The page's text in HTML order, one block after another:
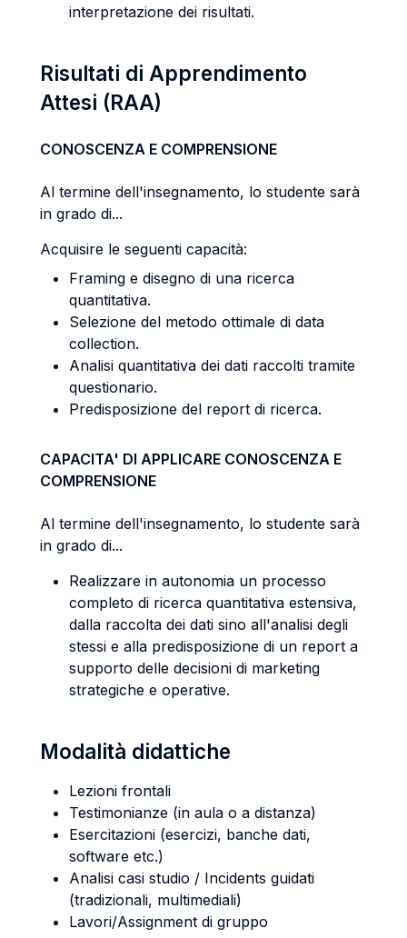
interpretazione dei risultati.
Risultati di Apprendimento
Attesi (RAA)
CONOSCENZA E COMPRENSIONE
Al termine dell'insegnamento, lo studente sarà
in grado di...
Acquisire le seguenti capacità:
Framing e disegno di una ricerca
quantitativa.
Selezione del metodo ottimale di data
collection.
Analisi quantitativa dei dati raccolti tramite
questionario.
Predisposizione del report di ricerca.
CAPACITA' DI APPLICARE CONOSCENZA E
COMPRENSIONE
Al termine dell'insegnamento, lo studente sarà
in grado di...
Realizzare in autonomia un processo
completo di ricerca quantitativa estensiva,
dalla raccolta dei dati sino all'analisi degli
stessi e alla predisposizione di un report a
supporto delle decisioni di marketing
strategiche e operative.
Modalità didattiche
Lezioni frontali
Testimonianze (in aula o a distanza)
Esercitazioni (esercizi, banche dati,
software etc.)
Analisi casi studio / Incidents guidati
(tradizionali, multimediali)
Lavori/Assignment di gruppo